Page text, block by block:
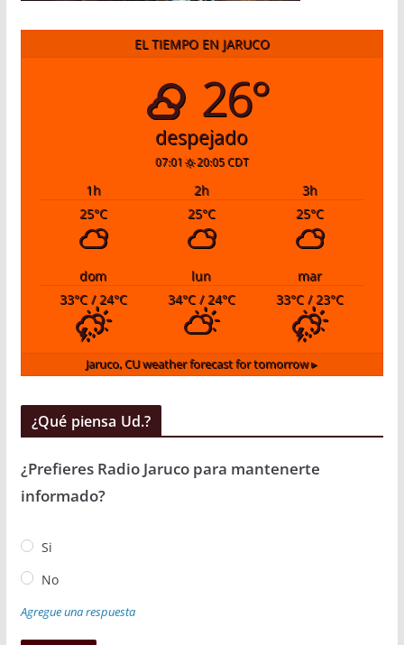
EL TIEMPO EN JARUCO
26°
despejado
07:01 20:05 CDT
1h 2h 3h
25°C 25°C 25°C
dom lun
mar
33°C/ 24°C 34°C/ 24°C 33°C/ 23°C
Jaruco, CUweather forecast for tomorrow ▸
¿Qué piensa Ud.?
¿Prefieres Radio Jaruco para mantenerte
informado?
Si
No
Agregue una respuesta